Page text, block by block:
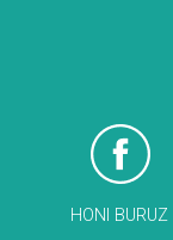
HONI BURUZ